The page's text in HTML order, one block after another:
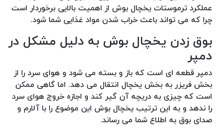
عملکرد ترموستات یخچال بوش از اهمیت بالایی برخوردار است
چرا که می تواند باعث خراب شدن مواد غذایی شما شود.
بوق زدن یخچال بوش به دلیل مشکل در
دمپر
دمپر قطعه ای است که باز و بسته می شود و هوای سرد را از
بخش فریزر به بخش یخچال انتقال می دهد. اما گاهی ممکن
است که چیزی به دریچه آن گیر کند و اجازه خروج هوای سرد
را ندهد و به این ترتیب یخچال بوش این موضوع را با آلارم و
صدای بوق به اطلاع شما می رساند.